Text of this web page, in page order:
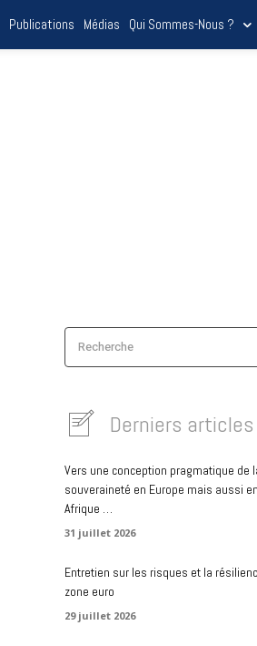
Publications Médias Qui Sommes-Nous ?
Recherche
Derniers articles
Vers une conception pragmatique de
souveraineté en Europe mais aussi en
Afrique …
31 juillet 2026
Entretien sur les risques et la
zone euro
29 juillet 2026